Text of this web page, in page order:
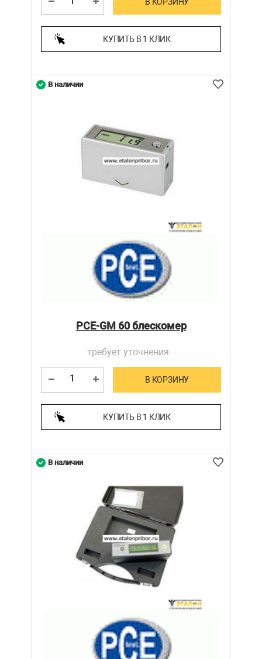
В КОРЗИНУ
КУПИТЬ В 1 КЛИК
PCE-GM 60 блескомер
требует уточнения
В КОРЗИНУ
КУПИТЬ В 1 КЛИК
В наличии
В наличии